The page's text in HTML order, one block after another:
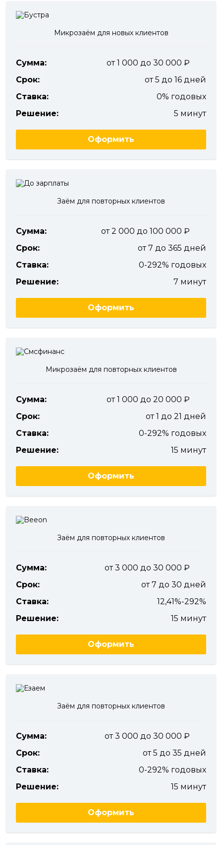
Микрозаём для новых клиентов
Сумма:
от 1 000 до 30 000
Срок:
от 5 до 16 дней
Ставка:
0% годовых
Решение:
5 минут
Оформить
Заём для повторных клиентов
Сумма:
от 2 000 до 100 000
Срок:
от 7 до 365 дней
Ставка:
0-292% годовых
Решение:
7 минут
Оформить
Микрозаём для повторных клиентов
Сумма:
от 1 000 до 20 000
Срок:
от 1 до 21 дней
Ставка:
0-292% годовых
Решение:
15 минут
Оформить
Заём для повторных клиентов
Сумма:
от 3 000 до 30 000
Срок:
от 7 до 30 дней
Ставка:
12,41%-292%
Решение:
15 минут
Оформить
Заём для повторных клиентов
Сумма:
от 3 000 до 30 000
Срок:
от 5 до 35 дней
Ставка:
0-292% годовых
Решение:
15 минут
Оформить